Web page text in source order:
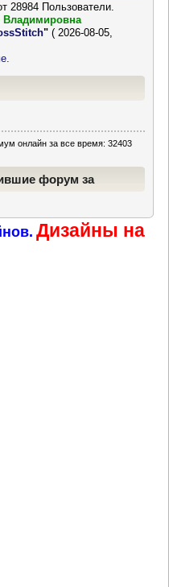
28984 Пользователи.
" ( 2026-08-05,
онлайн за все время: 32403
форум за
Дизайны на